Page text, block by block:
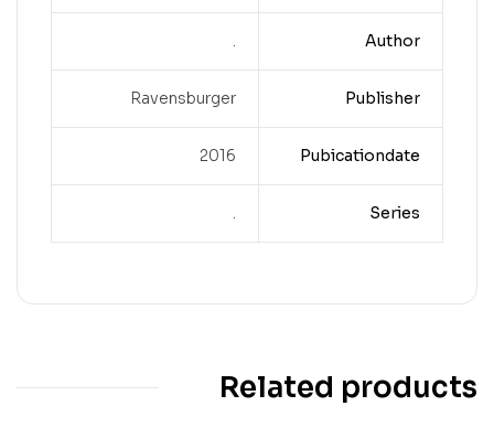
Author
.
Publisher
Ravensburger
Pubicationdate
2016
Series
.
Related products